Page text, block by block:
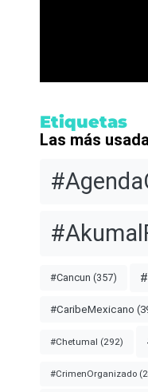
Etiquetas
Las más
#Cancun (357)
#CaribeMexicano
#Chetumal (292)
#CrimenOrganizado